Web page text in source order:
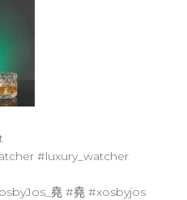
#luxury_watcher
堯 #堯 #xosbyjos